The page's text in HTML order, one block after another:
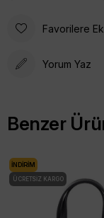
Favorilere
Yorum Yaz
Benzer
İNDIRIM
ÜCRETSIZ KARGO